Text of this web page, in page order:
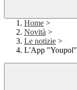
Home >
Novità >
Le notizie >
L'App "Youpol"